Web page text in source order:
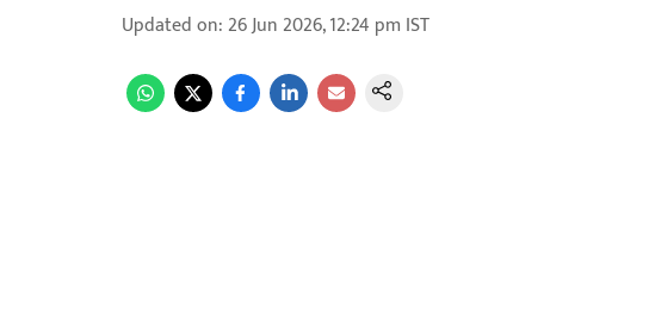
Updated on: 26 Jun 2026, 12:24 pm IST